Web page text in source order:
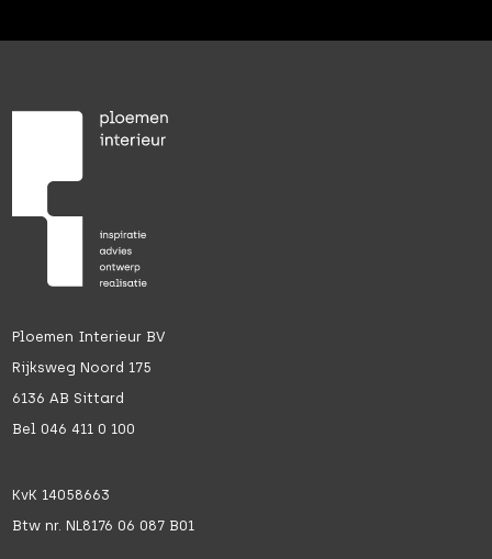
Ploemen Interieur BV
Rijksweg Noord 175
6136 AB Sittard
Bel 046 411 0 100
KvK 14058663
Btw nr. NL8176 06 087 B01